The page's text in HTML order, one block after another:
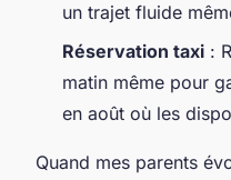
un trajet fluide
Réservation taxi :
matin même pour
en août où les
Quand mes parents